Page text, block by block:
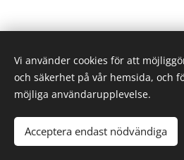
Lägg i
© 2020 Birgitta Helm,
Cookies
Vi använder cookies för att
och säkerhet på vår hemsida, och
möjliga användarupplevelse.
Acceptera endast nödvändiga